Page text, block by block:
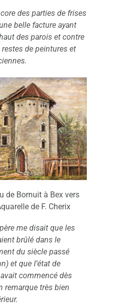
des parties de frises
belle facture ayant
des parois et contre
de peintures et
de Bornuit à Bex vers
de F. Cherix
me disait que les
brûlé dans le
du siècle passé
et que I’état de
commencé dès
remarque très bien